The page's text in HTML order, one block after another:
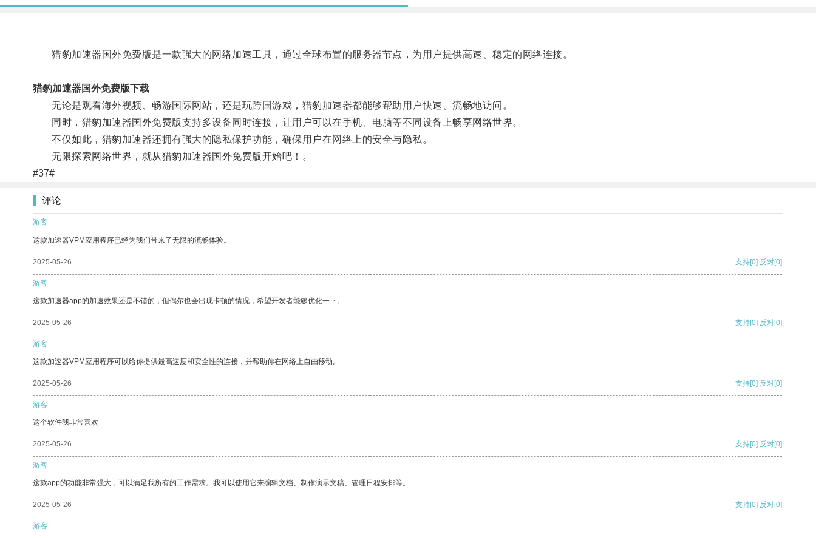
猎豹加速器国外免费版是一款强大的网络加速工具，通过全球布置的服务器节点，为用户提供高速、稳定的网络连接。
猎豹加速器国外免费版下载
无论是观看海外视频、畅游国际网站，还是玩跨国游戏，猎豹加速器都能够帮助用户快速、流畅地访问。
同时，猎豹加速器国外免费版支持多设备同时连接，让用户可以在手机、电脑等不同设备上畅享网络世界。
不仅如此，猎豹加速器还拥有强大的隐私保护功能，确保用户在网络上的安全与隐私。
无限探索网络世界，就从猎豹加速器国外免费版开始吧！。
#37#
评论
游客
这款加速器VPM应用程序已经为我们带来了无限的流畅体验。
2025-05-26 支持[0] 反对[0]
游客
这款加速器app的加速效果还是不错的，但偶尔也会出现卡顿的情况，希望开发者能够优化一下。
2025-05-26 支持[0] 反对[0]
游客
这款加速器VPM应用程序可以给你提供最高速度和安全性的连接，并帮助你在网络上自由移动。
2025-05-26 支持[0] 反对[0]
游客
这个软件我非常喜欢
2025-05-26 支持[0] 反对[0]
游客
这款app的功能非常强大，可以满足我所有的工作需求。我可以使用它来编辑文档、制作演示文稿、管理日程安排等。
2025-05-26 支持[0] 反对[0]
游客